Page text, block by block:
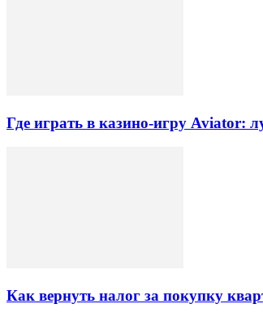
Где играть в казино-игру Aviator:
Как вернуть налог за покупку